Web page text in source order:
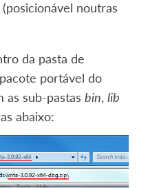
noutras
da pasta de
portável do
as sub-pastasbin,lib
abaixo: